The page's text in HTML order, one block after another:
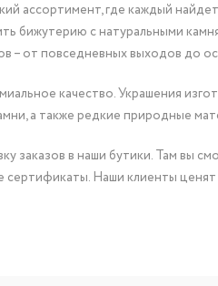
ассортимент, где каждый
бижутерию с натуральными
– от повседневных выходов до
качество. Украшения
а также редкие природные
заказов в наши бутики. Там вы
Наши клиенты